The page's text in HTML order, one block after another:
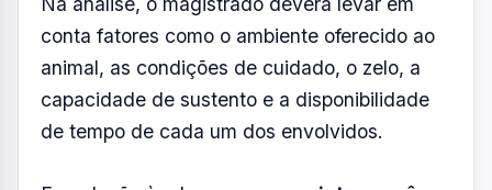
criado com os animais.
Pelo projeto,quando não houver acordo
entre as partes, caberá ao juiz definir
como será feita a guarda, devendo